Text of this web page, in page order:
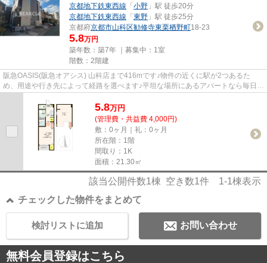
京都地下鉄東西線 「 小野 」駅 徒歩20分
京都地下鉄東西線 「 東野 」駅 徒歩25分
京都府京都市山科区勧修寺東栗栖野町18-23
5.8万円
築年数：築7年 ｜募集中： 1室
階数：2階建
阪急OASIS(阪急オアシス) 山科店まで416mです♪物件の近くに駅が2つあるた
め、用途や行き先によって経路を選べます♪平坦な場所にあるアパートなら毎日の
5.8万円
(管理費・共益費 4,000円)
敷：0ヶ月｜礼：0ヶ月
所在階：1階
間取り：1K
面積：21.30㎡
該当公開件数1棟 空き数1件 1-1棟表示
チェックした物件をまとめて
お問い合わせ
検討リストに追加
無料会員登録はこちら